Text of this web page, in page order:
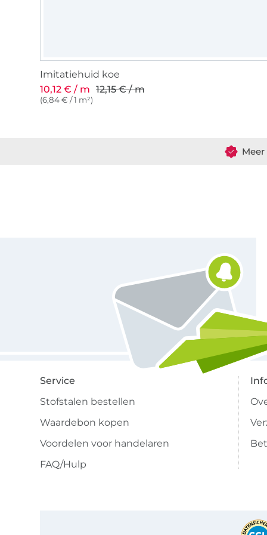
Imitatiehuid koe
10,12 € / m 12,15 € / m
(6,84 € / 1 m²)
Service
Stofstalen bestellen
Waardebon kopen
Voordelen voor handelaren
FAQ/Hulp